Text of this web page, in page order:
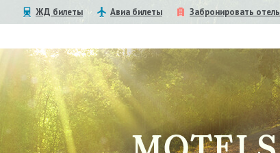
ЖД билеты Авиа билеты Забронировать отель